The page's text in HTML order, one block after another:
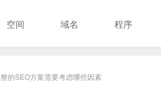
空间 域名 程序
的SEO方案需要考虑哪些因素